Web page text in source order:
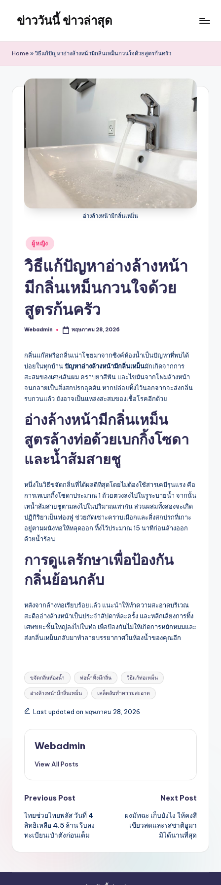
content
ข่าววันนี้ ข่าวล่าสุด
Home » วิธีแก้ปัญหาอ่างล้างหน้ามีกลิ่นเหม็นกวนใจด้วยสูตรก้นครัว
อ่างล้างหน้ามีกลิ่นเหม็น
Posted
in
ผู้หญิง
วิธีแก้ปัญหาอ่างล้างหน้า
มีกลิ่นเหม็นกวนใจด้วย
สูตรก้นครัว
Posted
Webadmin พฤษภาคม 28, 2026
กลิ่นแก๊สหรือกลิ่นเน่าโชยมาจากซิงค์ห้องน้ำเป็นปัญหาที่พบได้
บ่อยในทุกบ้านปัญหาอ่างล้างหน้ามีกลิ่นเหม็นมักเกิดจากการ
สะสมของเศษเส้นผม คราบยาสีฟัน และไขมันจากโฟมล้างหน้า
จนกลายเป็นสิ่งสกปรกอุดตัน หากปล่อยทิ้งไว้นอกจากจะส่งกลิ่น
รบกวนแล้ว ยังอาจเป็นแหล่งสะสมของเชื้อโรคอีกด้วย
อ่างล้างหน้ามีกลิ่นเหม็น
สูตรล้างท่อด้วยเบกกิ้งโซดา
และน้ำส้มสายชู
หนึ่งในวิธีขจัดกลิ่นที่ได้ผลดีที่สุดโดยไม่ต้องใช้สารเคมีรุนแรง คือ
การเทเบกกิ้งโซดาประมาณ 1 ถ้วยตวงลงไปในรูระบายน้ำ จากนั้น
เทน้ำส้มสายชูตามลงไปในปริมาณเท่ากัน ส่วนผสมทั้งสองจะเกิด
ปฏิกิริยาเป็นฟองฟู่ ช่วยกัดเซาะคราบเมือกและสิ่งสกปรกที่เกาะ
อยู่ตามผนังท่อให้หลุดออก ทิ้งไว้ประมาณ 15 นาทีก่อนล้างออก
ด้วยน้ำร้อน
การดูแลรักษาเพื่อป้องกัน
กลิ่นย้อนกลับ
หลังจากล้างท่อเรียบร้อยแล้ว แนะนำให้ทำความสะอาดบริเวณ
สะดืออ่างล้างหน้าเป็นประจำสัปดาห์ละครั้ง และหลีกเลี่ยงการทิ้ง
เศษขยะชิ้นใหญ่ลงไปในท่อ เพื่อป้องกันไม่ให้เกิดการหมักหมมและ
ส่งกลิ่นเหม็นกลับมาทำลายบรรยากาศในห้องน้ำของคุณอีก
Tags:
ขจัดกลิ่นห้องน้ำ ท่อน้ำทิ้งมีกลิ่น วิธีแก้ท่อเหม็น
อ่างล้างหน้ามีกลิ่นเหม็น เคล็ดลับทำความสะอาด
Last updated on พฤษภาคม 28, 2026
Webadmin
View All Posts
Post
navigation
Previous Post
ไทยช่วยไทยพลัส วันที่ 4
สิทธิเหลือ 4.5 ล้าน รีบลง
ทะเบียนเป๋าตังก่อนเต็ม
Next Post
ผงมัทฉะ เก็บยังไง ให้คงสี
เขียวสดและรสชาติอูมา
มิได้นานที่สุด